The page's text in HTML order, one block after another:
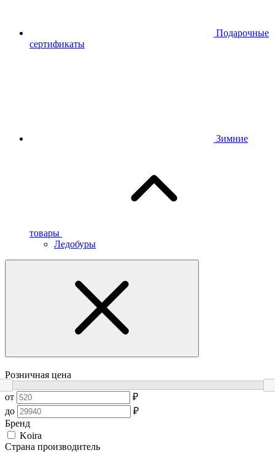
Подарочные
сертификаты
Зимние
товары
Ледобуры
Розничная цена
от
₽
до
₽
Бренд
Koira
Страна производитель